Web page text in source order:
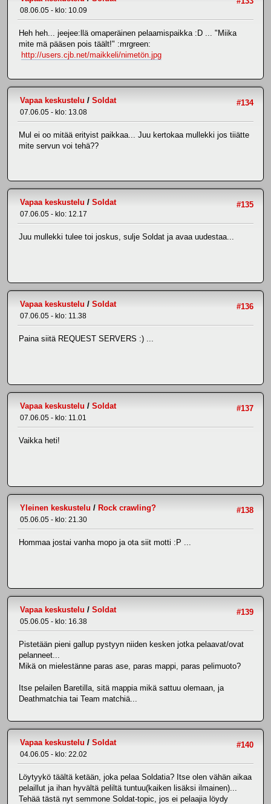
08.06.05 - klo: 10.09
Heh heh... jeejee:llä omaperäinen pelaamispaikka :D ... "Miika
mite mä pääsen pois täält!" :mrgreen:
http://users.cjb.net/maikkeli/nimetön.jpg
#134
Vapaa keskustelu / Soldat
07.06.05 - klo: 13.08
Mul ei oo mitää erityist paikkaa... Juu kertokaa mullekki jos tiiätte
mite servun voi tehä??
#135
Vapaa keskustelu / Soldat
07.06.05 - klo: 12.17
Juu mullekki tulee toi joskus, sulje Soldat ja avaa uudestaa...
#136
Vapaa keskustelu / Soldat
07.06.05 - klo: 11.38
Paina siitä REQUEST SERVERS :) ...
#137
Vapaa keskustelu / Soldat
07.06.05 - klo: 11.01
Vaikka heti!
#138
Yleinen keskustelu / Rock crawling?
05.06.05 - klo: 21.30
Hommaa jostai vanha mopo ja ota siit motti :P ...
#139
Vapaa keskustelu / Soldat
05.06.05 - klo: 16.38
Pistetään pieni gallup pystyyn niiden kesken jotka pelaavat/ovat
pelanneet...
Mikä on mielestänne paras ase, paras mappi, paras pelimuoto?
Itse pelailen Baretilla, sitä mappia mikä sattuu olemaan, ja
Deathmatchia tai Team matchiä...
#140
Vapaa keskustelu / Soldat
04.06.05 - klo: 22.02
Löytyykö täältä ketään, joka pelaa Soldatia? Itse olen vähän aikaa
pelaillut ja ihan hyvältä peliltä tuntuu(kaiken lisäksi ilmainen)...
Tehää tästä nyt semmone Soldat-topic, jos ei pelaajia löydy